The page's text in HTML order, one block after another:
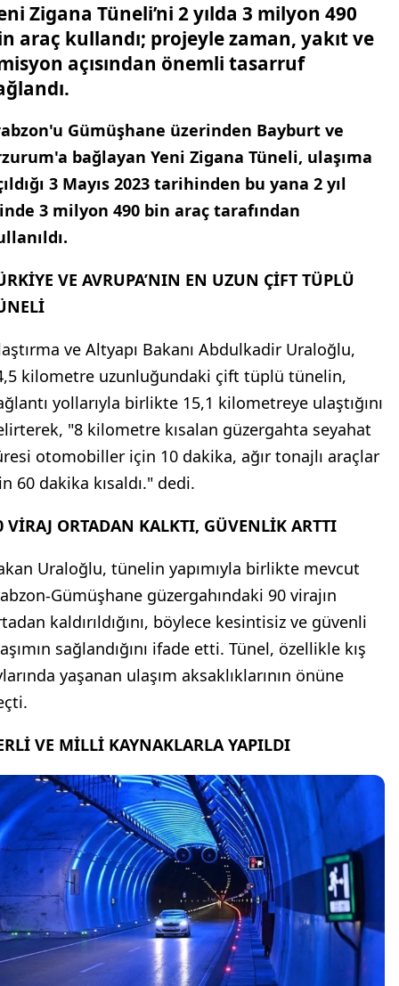
Zigana Tüneli’ni 2 yılda 3 milyon 490
araç kullandı; projeyle zaman, yakıt ve
açısından önemli tasarruf
Gümüşhane üzerinden Bayburt ve
bağlayan Yeni Zigana Tüneli, ulaşıma
3 Mayıs 2023 tarihinden bu yana 2 yıl
3 milyon 490 bin araç tarafından
VE AVRUPA’NIN EN UZUN ÇİFT TÜPLÜ
ve Altyapı Bakanı Abdulkadir Uraloğlu,
kilometre uzunluğundaki çift tüplü tünelin,
yollarıyla birlikte 15,1 kilometreye ulaştığını
"8 kilometre kısalan güzergahta seyahat
otomobiller için 10 dakika, ağır tonajlı araçlar
60 dakika kısaldı." dedi.
VİRAJ ORTADAN KALKTI, GÜVENLİK ARTTI
Uraloğlu, tünelin yapımıyla birlikte mevcut
Gümüşhane güzergahındaki 90 virajın
kaldırıldığını, böylece kesintisiz ve güvenli
sağlandığını ifade etti. Tünel, özellikle kış
yaşanan ulaşım aksaklıklarının önüne
VE MİLLİ KAYNAKLARLA YAPILDI